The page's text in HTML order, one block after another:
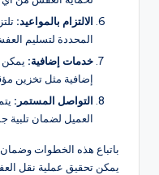
الالتزام بالمواعيد:
المحددة لتسليم
خدمات إضافية:
إضافية مثل تخزين
التواصل المستمر:
العميل لضمان تلبية
باتباع هذه الخطوات
يمكن تحقيق عملية نقل